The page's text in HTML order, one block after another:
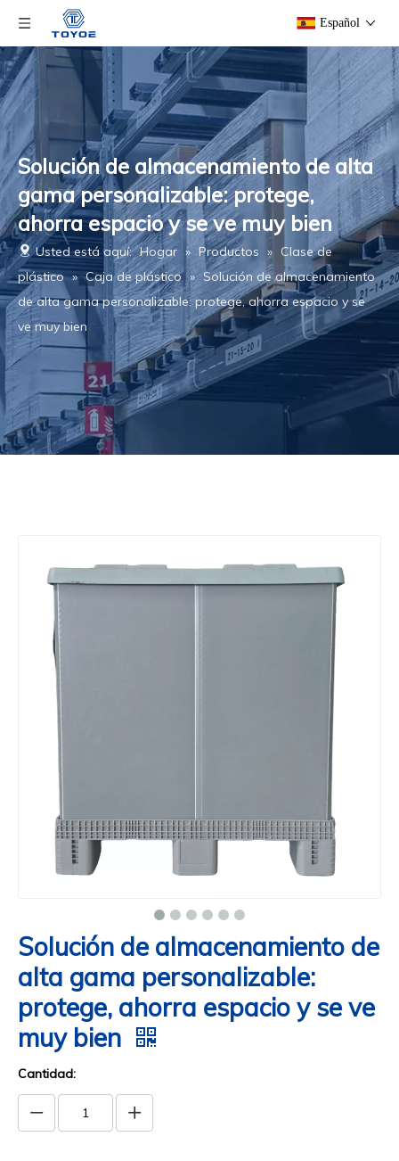
Español
Solución de almacenamiento de alta
gama personalizable: protege,
ahorra espacio y se ve muy bien
Usted está aquí: Hogar » Productos » Clase de
plástico » Caja de plástico » Solución de almacenamiento
de alta gama personalizable: protege, ahorra espacio y se
ve muy bien
Solución de almacenamiento de
alta gama personalizable:
protege, ahorra espacio y se ve
muy bien
Cantidad: